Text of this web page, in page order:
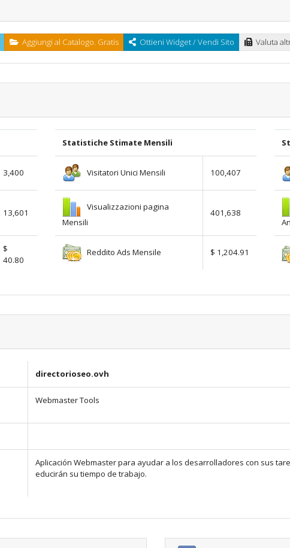
Aggiungi al Catalogo. Gratis Ottieni Widget / Vendi Sito Valuta
3,400
13,601
$
40.80
Statistiche Stimate Mensili
Visitatori Unici Mensili 100,407
Visualizzazioni pagina
Mensili
401,638
Reddito Ads Mensile $ 1,204.91
directorioseo.ovh
Webmaster Tools
Aplicación Webmaster para ayudar a los desarrolladores con sus
educirán su tiempo de trabajo.